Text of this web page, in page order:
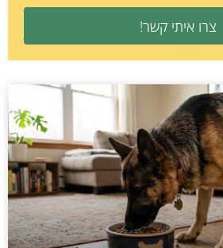
צרו איתי קשר!